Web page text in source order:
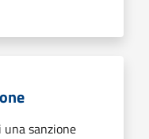
una sanzione